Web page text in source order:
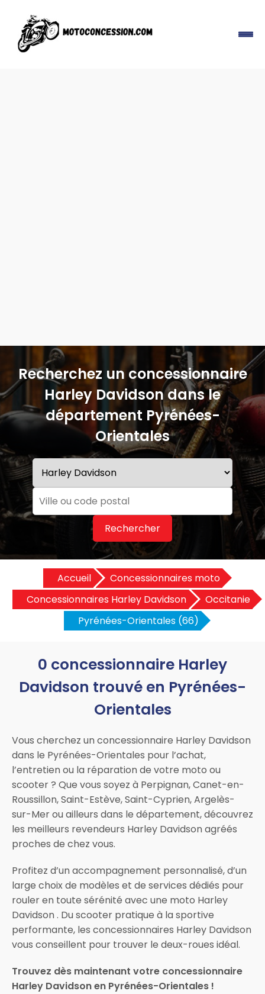
Recherchez un concessionnaire
Harley Davidson dans le
département Pyrénées-
Orientales
Rechercher
Accueil
Concessionnaires moto
Concessionnaires Harley Davidson
Occitanie
Pyrénées-Orientales (66)
0 concessionnaire Harley
Davidson trouvé en Pyrénées-
Orientales
Vous cherchez un concessionnaire Harley Davidson
dans le Pyrénées-Orientales pour l’achat,
l’entretien ou la réparation de votre moto ou
scooter ? Que vous soyez à Perpignan, Canet-en-
Roussillon, Saint-Estève, Saint-Cyprien, Argelès-
sur-Mer ou ailleurs dans le département, découvrez
les meilleurs revendeurs Harley Davidson agréés
proches de chez vous.
Profitez d’un accompagnement personnalisé, d’un
large choix de modèles et de services dédiés pour
rouler en toute sérénité avec une moto Harley
Davidson . Du scooter pratique à la sportive
performante, les concessionnaires Harley Davidson
vous conseillent pour trouver le deux-roues idéal.
Trouvez dès maintenant votre concessionnaire
Harley Davidson en Pyrénées-Orientales !